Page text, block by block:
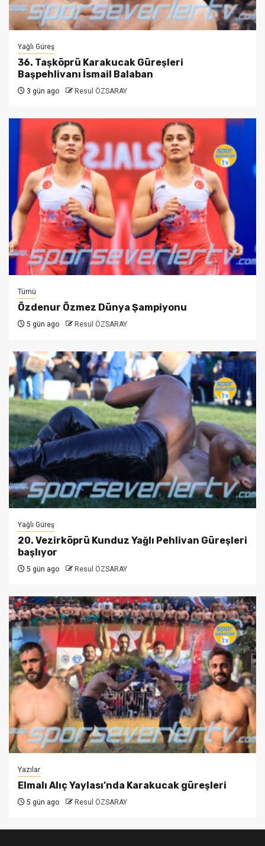
Yağlı Güreş
36. Taşköprü Karakucak Güreşleri
Başpehlivanı İsmail Balaban
3 gün ago Resul ÖZSARAY
Tümü
Özdenur Özmez Dünya Şampiyonu
5 gün ago Resul ÖZSARAY
Yağlı Güreş
20. Vezirköprü Kunduz Yağlı Pehlivan Güreşleri
başlıyor
5 gün ago Resul ÖZSARAY
Yazılar
Elmalı Alıç Yaylası’nda Karakucak güreşleri
5 gün ago Resul ÖZSARAY